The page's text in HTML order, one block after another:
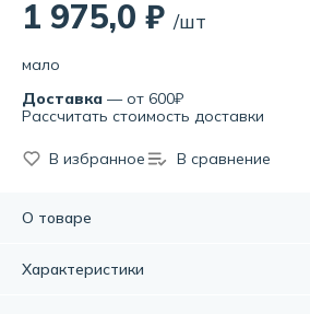
1 975,0 ₽ /шт
мало
Доставка — от 600₽
Рассчитать стоимость доставки
В избранное В сравнение
О товаре
компенсации температурных
Характеристики